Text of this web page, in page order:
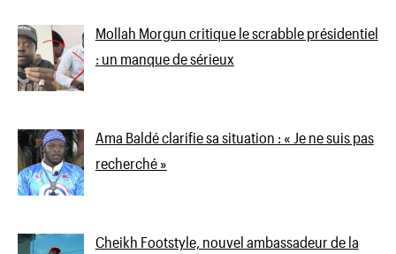
Mollah Morgun critique le scrabble présidentiel
: un manque de sérieux
Ama Baldé clarifie sa situation : « Je ne suis pas
recherché »
Cheikh Footstyle, nouvel ambassadeur de la